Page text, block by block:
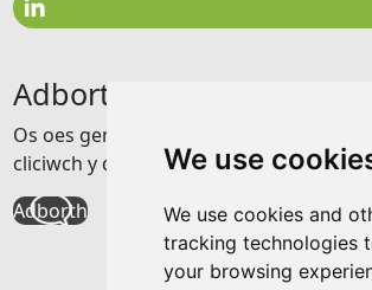
We use
We use cookies and
tracking technologies
your browsing
Adborth
Os oes gennych unrhyw adborth am y
cliciwch y ddolen isod
Adborth